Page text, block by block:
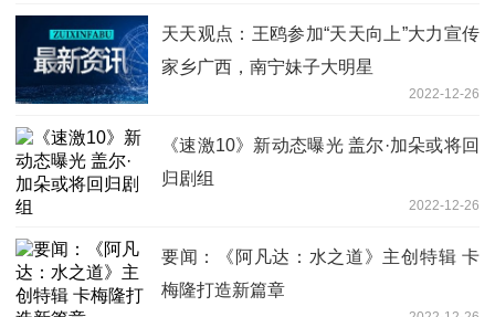
天天观点：王鸥参加“天天向上”大力宣传
家乡广西，南宁妹子大明星
2022-12-26
《速激10》新动态曝光 盖尔·加朵或将回
归剧组
2022-12-26
要闻：《阿凡达：水之道》主创特辑 卡
梅隆打造新篇章